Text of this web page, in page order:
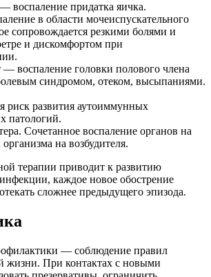
воспаление придатка яичка.
в области мочеиспускательного
сопровождается резкими болями и
и дискомфортом при
— воспаление головки полового члена
синдромом, отеком, высыпаниями.
риск развития аутоиммунных
патологий.
Сочетанное воспаление органов на
на возбудителя.
терапии приводит к развитию
каждое новое обострение
сложнее предыдущего эпизода.
— соблюдение правил
жизни. При контактах с новыми